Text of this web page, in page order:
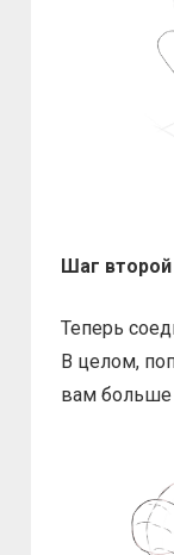
Шаг второй
Теперь
В целом,
вам больше